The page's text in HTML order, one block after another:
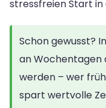
stressfreien Start in
Schon gewusst?
an Wochentagen
werden – wer
spart wertvolle